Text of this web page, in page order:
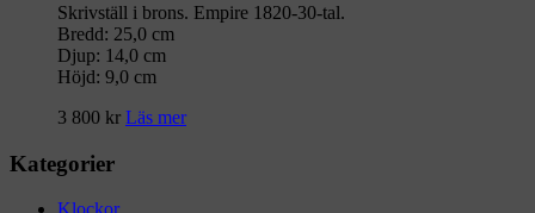
Skrivställ i brons. Empire 1820-30-tal.
Bredd: 25,0 cm
Djup: 14,0 cm
Höjd: 9,0 cm
3 800 kr Läs mer
Kategorier